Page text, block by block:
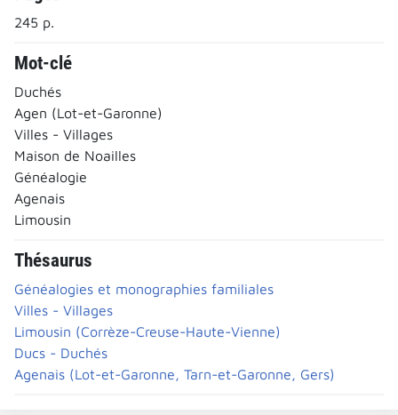
245 p.
Mot-clé
Duchés
Agen (Lot-et-Garonne)
Villes - Villages
Maison de Noailles
Généalogie
Agenais
Limousin
Thésaurus
Généalogies et monographies familiales
Villes - Villages
Limousin (Corrèze-Creuse-Haute-Vienne)
Ducs - Duchés
Agenais (Lot-et-Garonne, Tarn-et-Garonne, Gers)